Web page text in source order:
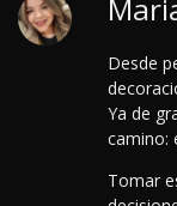
Desde
Ya de
camino:
Tomar